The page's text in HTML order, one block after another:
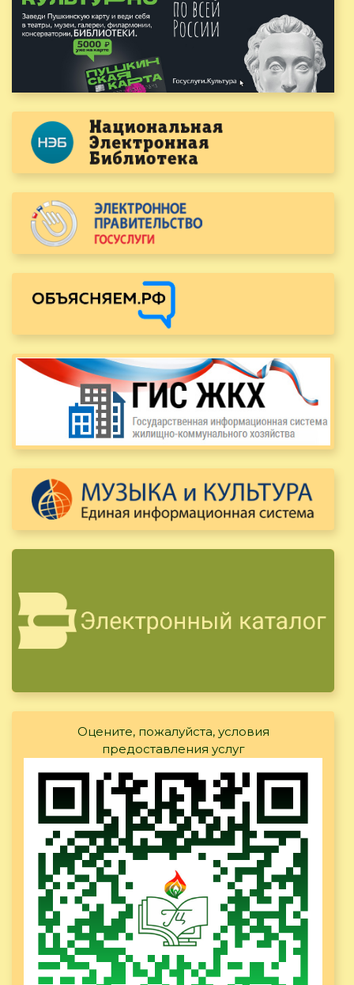
Оцените, пожалуйста, условия
предоставления услуг